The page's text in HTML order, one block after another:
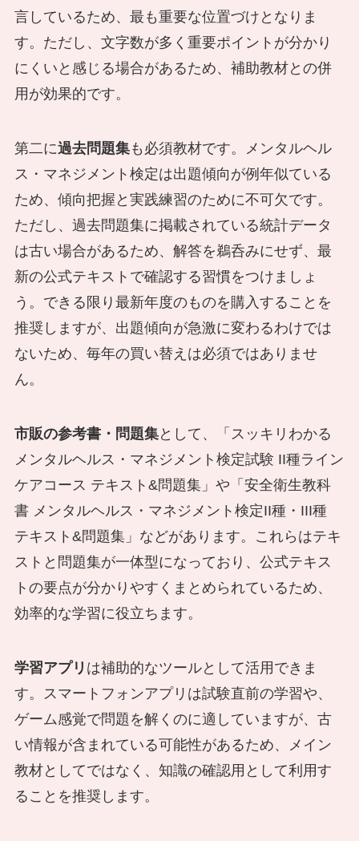
言しているため、最も重要な位置づけとなりま
す。ただし、文字数が多く重要ポイントが分かり
にくいと感じる場合があるため、補助教材との併
用が効果的です。
第二に過去問題集も必須教材です。メンタルヘル
ス・マネジメント検定は出題傾向が例年似ている
ため、傾向把握と実践練習のために不可欠です。
ただし、過去問題集に掲載されている統計データ
は古い場合があるため、解答を鵜呑みにせず、最
新の公式テキストで確認する習慣をつけましょ
う。できる限り最新年度のものを購入することを
推奨しますが、出題傾向が急激に変わるわけでは
ないため、毎年の買い替えは必須ではありませ
ん。
市販の参考書・問題集として、「スッキリわかる
メンタルヘルス・マネジメント検定試験 II種ライン
ケアコース テキスト&問題集」や「安全衛生教科
書 メンタルヘルス・マネジメント検定II種・III種
テキスト&問題集」などがあります。これらはテキ
ストと問題集が一体型になっており、公式テキス
トの要点が分かりやすくまとめられているため、
効率的な学習に役立ちます。
学習アプリ は補助的なツールとして活用できま
す。スマートフォンアプリは試験直前の学習や、
ゲーム感覚で問題を解くのに適していますが、古
い情報が含まれている可能性があるため、メイン
教材としてではなく、知識の確認用として利用す
ることを推奨します。